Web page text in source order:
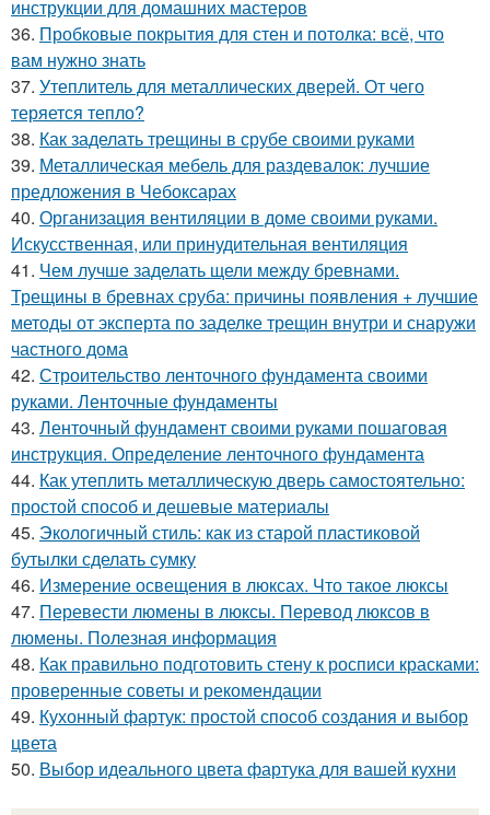
инструкции для домашних мастеров
36. Пробковые покрытия для стен и потолка: всё, что
вам нужно знать
37. Утеплитель для металлических дверей. От чего
теряется тепло?
38. Как заделать трещины в срубе своими руками
39. Металлическая мебель для раздевалок: лучшие
предложения в Чебоксарах
40. Организация вентиляции в доме своими руками.
Искусственная, или принудительная вентиляция
41. Чем лучше заделать щели между бревнами.
Трещины в бревнах сруба: причины появления + лучшие
методы от эксперта по заделке трещин внутри и снаружи
частного дома
42. Строительство ленточного фундамента своими
руками. Ленточные фундаменты
43. Ленточный фундамент своими руками пошаговая
инструкция. Определение ленточного фундамента
44. Как утеплить металлическую дверь самостоятельно:
простой способ и дешевые материалы
45. Экологичный стиль: как из старой пластиковой
бутылки сделать сумку
46. Измерение освещения в люксах. Что такое люксы
47. Перевести люмены в люксы. Перевод люксов в
люмены. Полезная информация
48. Как правильно подготовить стену к росписи красками:
проверенные советы и рекомендации
49. Кухонный фартук: простой способ создания и выбор
цвета
50. Выбор идеального цвета фартука для вашей кухни